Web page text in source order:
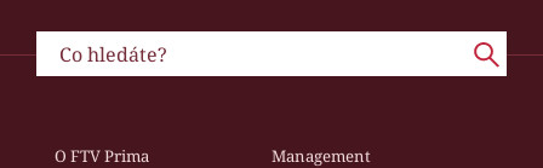
O FTV Prima
Management